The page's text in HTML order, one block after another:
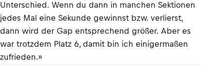
Unterschied. Wenn du dann in manchen Sektionen
jedes Mal eine Sekunde gewinnst bzw. verlierst,
dann wird der Gap entsprechend größer. Aber es
war trotzdem Platz 6, damit bin ich einigermaßen
zufrieden.»